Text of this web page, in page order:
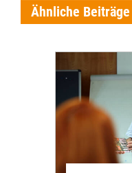
Ähnliche Beiträge